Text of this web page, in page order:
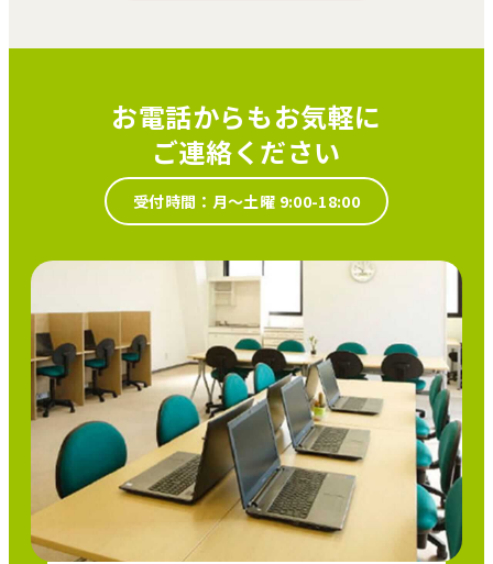
お電話からもお気軽に
ご連絡ください
受付時間：月～土曜 9:00-18:00